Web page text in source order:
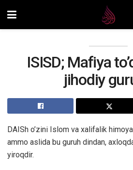
ISISD; Mafiya
jihodiy
DAISh o’zini Islom va xalifalik
ammo aslida bu guruh dindan,
yiroqdir.